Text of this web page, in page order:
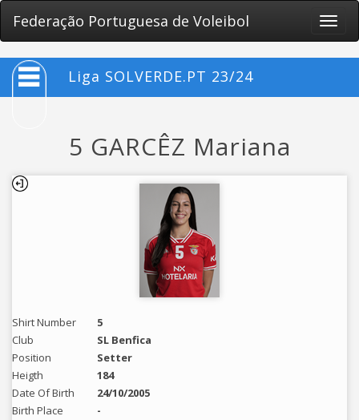
Federação Portuguesa de Voleibol
Toggle
Liga SOLVERDE.PT 23/24
5 GARCÊZ Mariana
Shirt Number
5
Club
SL Benfica
Position
Setter
Heigth
184
Date Of Birth
24/10/2005
Birth Place
-